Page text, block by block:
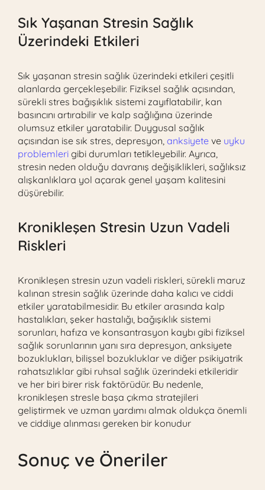
Sık Yaşanan Stresin Sağlık
Üzerindeki Etkileri
Sık yaşanan stresin sağlık üzerindeki etkileri çeşitli
alanlarda gerçekleşebilir. Fiziksel sağlık açısından,
sürekli stres bağışıklık sistemi zayıflatabilir, kan
basıncını artırabilir ve kalp sağlığına üzerinde
olumsuz etkiler yaratabilir. Duygusal sağlık
açısından ise sık stres, depresyon, anksiyete ve uyku
problemleri gibi durumları tetikleyebilir. Ayrıca,
stresin neden olduğu davranış değişiklikleri, sağlıksız
alışkanlıklara yol açarak genel yaşam kalitesini
düşürebilir.
Kronikleşen Stresin Uzun Vadeli
Riskleri
Kronikleşen stresin uzun vadeli riskleri, sürekli maruz
kalınan stresin sağlık üzerinde daha kalıcı ve ciddi
etkiler yaratabilmesidir. Bu etkiler arasında kalp
hastalıkları, şeker hastalığı, bağışıklık sistemi
sorunları, hafıza ve konsantrasyon kaybı gibi fiziksel
sağlık sorunlarının yanı sıra depresyon, anksiyete
bozuklukları, bilişsel bozukluklar ve diğer psikiyatrik
rahatsızlıklar gibi ruhsal sağlık üzerindeki etkileridir
ve her biri birer risk faktörüdür. Bu nedenle,
kronikleşen stresle başa çıkma stratejileri
geliştirmek ve uzman yardımı almak oldukça önemli
ve ciddiye alınması gereken bir konudur
Sonuç ve Öneriler